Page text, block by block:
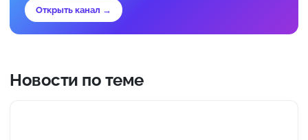
Открыть канал →
Новости по теме